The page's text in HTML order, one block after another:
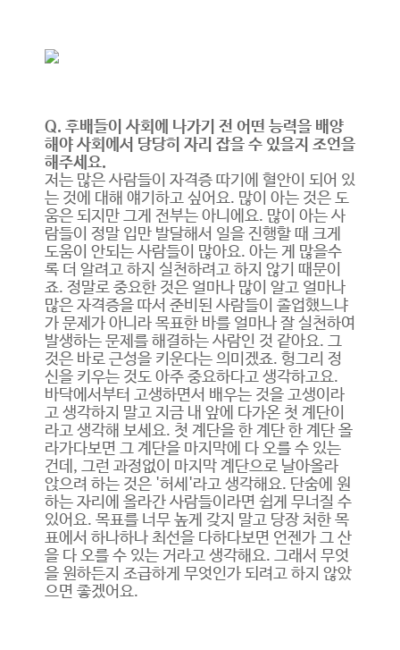
Q. 후배들이 사회에 나가기 전 어떤 능력을 배양
해야 사회에서 당당히 자리 잡을 수 있을지 조언을
해주세요.
저는 많은 사람들이 자격증 따기에 혈안이 되어 있
는 것에 대해 얘기하고 싶어요. 많이 아는 것은 도
움은 되지만 그게 전부는 아니에요. 많이 아는 사
람들이 정말 입만 발달해서 일을 진행할 때 크게
도움이 안되는 사람들이 많아요. 아는 게 많을수
록 더 알려고 하지 실천하려고 하지 않기 때문이
죠. 정말로 중요한 것은 얼마나 많이 알고 얼마나
많은 자격증을 따서 준비된 사람들이 졸업했느냐
가 문제가 아니라 목표한 바를 얼마나 잘 실천하여
발생하는 문제를 해결하는 사람인 것 같아요. 그
것은 바로 근성을 키운다는 의미겠죠. 헝그리 정
신을 키우는 것도 아주 중요하다고 생각하고요.
바닥에서부터 고생하면서 배우는 것을 고생이라
고 생각하지 말고 지금 내 앞에 다가온 첫 계단이
라고 생각해 보세요. 첫 계단을 한 계단 한 계단 올
라가다보면 그 계단을 마지막에 다 오를 수 있는
건데, 그런 과정없이 마지막 계단으로 날아올라
앉으려 하는 것은 '허세'라고 생각해요. 단숨에 원
하는 자리에 올라간 사람들이라면 쉽게 무너질 수
있어요. 목표를 너무 높게 갖지 말고 당장 처한 목
표에서 하나하나 최선을 다하다보면 언젠가 그 산
을 다 오를 수 있는 거라고 생각해요. 그래서 무엇
을 원하든지 조급하게 무엇인가 되려고 하지 않았
으면 좋겠어요.